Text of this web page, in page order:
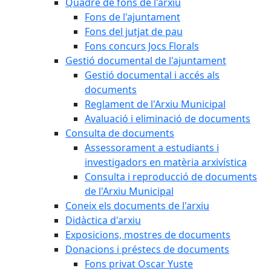
Fons de l'ajuntament
Fons del jutjat de pau
Fons concurs Jocs Florals
Gestió documental de l'ajuntament
Gestió documental i accés als
documents
Reglament de l'Arxiu Municipal
Avaluació i eliminació de documents
Consulta de documents
Assessorament a estudiants i
investigadors en matèria arxivística
Consulta i reproducció de documents
de l'Arxiu Municipal
Coneix els documents de l'arxiu
Didàctica d'arxiu
Exposicions, mostres de documents
Donacions i préstecs de documents
Fons privat Oscar Yuste